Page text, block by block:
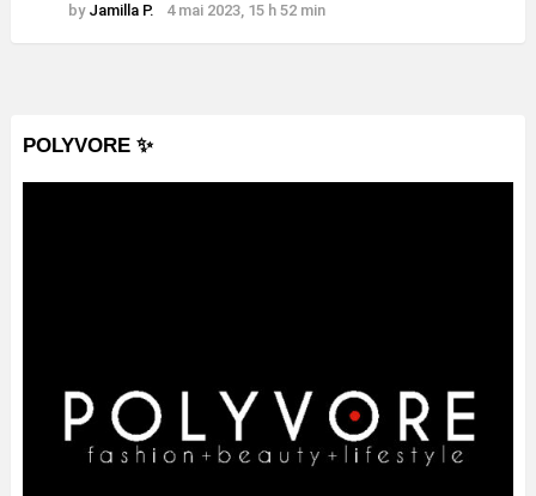
by Jamilla P. 4 mai 2023, 15 h 52 min
POLYVORE ✨